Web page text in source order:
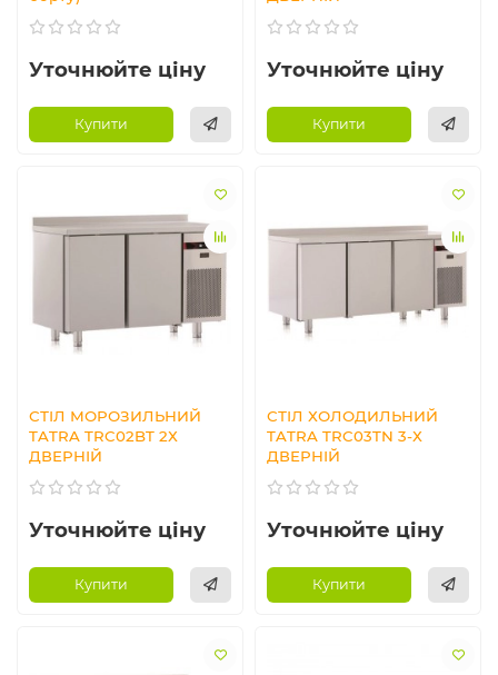
Уточнюйте ціну
Купити
Уточнюйте ціну
Купити
СТІЛ МОРОЗИЛЬНИЙ
TATRA TRC02BT 2Х
ДВЕРНІЙ
Уточнюйте ціну
Купити
СТІЛ ХОЛОДИЛЬНИЙ
TATRA TRC03TN 3-Х
ДВЕРНІЙ
Уточнюйте ціну
Купити